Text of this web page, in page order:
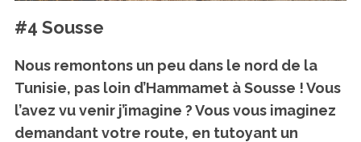
#4 Sousse
Nous remontons un peu dans le nord de la
Tunisie, pas loin d’Hammamet à Sousse ! Vous
l’avez vu venir j’imagine ? Vous vous imaginez
demandant votre route, en tutoyant un